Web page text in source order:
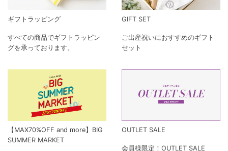
ギフトラッピング
すべての商品でギフトラッピン
グを承っております。
GIFT SET
ご出産祝いにおすすめのギフト
セット
【MAX70%OFF and more】BIG
SUMMER MARKET
OUTLET SALE
会員様限定！OUTLET SALE